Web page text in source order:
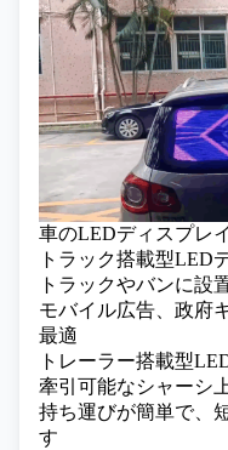
車のLEDディスプレイ
トラック搭載型LED
トラックやバンに設
モバイル広告、政府
最適
トレーラー搭載型
牽引可能なシャーシ
持ち運びが簡単で、
す